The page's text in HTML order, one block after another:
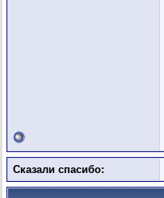
Сказали спасибо: